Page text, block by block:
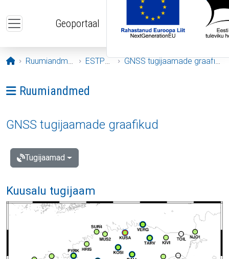
Geoportaal
Avaleht
Ruumiandmed ESTPOS GNSS tugijaamade graafikud
Ava menüü: Ruumiandmed
Ruumiandmed
GNSS tugijaamade graafikud
Tugijaamad
Kuusalu tugijaam